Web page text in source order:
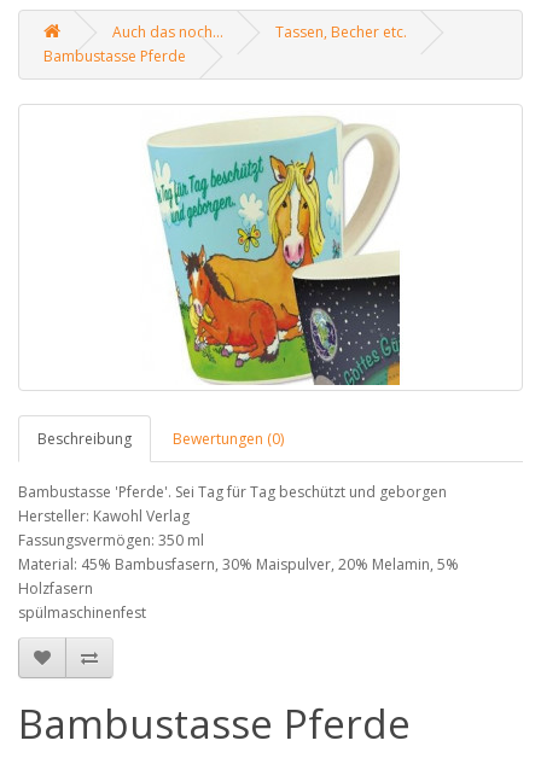
Auch das noch...
Tassen, Becher etc.
Bambustasse Pferde
Beschreibung Bewertungen (0)
Bambustasse 'Pferde'. Sei Tag für Tag beschützt und geborgen
Hersteller: Kawohl Verlag
Fassungsvermögen: 350 ml
Material: 45% Bambusfasern, 30% Maispulver, 20% Melamin, 5%
Holzfasern
spülmaschinenfest
Bambustasse Pferde